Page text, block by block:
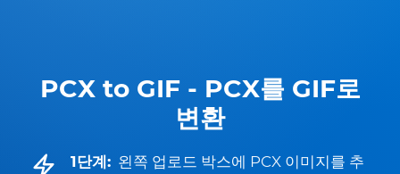
PCX to GIF - PCX를 GIF로
변환
1단계: 왼쪽 업로드 박스에 PCX 이미지를 추